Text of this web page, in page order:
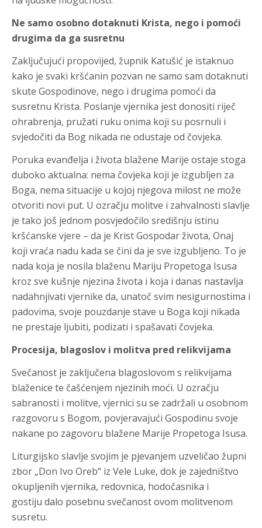
Ne samo osobno dotaknuti Krista, nego i pomoći
drugima da ga susretnu
Zaključujući propovijed, župnik Katušić je istaknuo
kako je svaki kršćanin pozvan ne samo sam dotaknuti
skute Gospodinove, nego i drugima pomoći da
susretnu Krista. Poslanje vjernika jest donositi riječ
ohrabrenja, pružati ruku onima koji su posrnuli i
svjedočiti da Bog nikada ne odustaje od čovjeka.
Poruka evanđelja i života blažene Marije ostaje stoga
duboko aktualna: nema čovjeka koji je izgubljen za
Boga, nema situacije u kojoj njegova milost ne može
otvoriti novi put. U ozračju molitve i zahvalnosti slavlje
je tako još jednom posvjedočilo središnju istinu
kršćanske vjere – da je Krist Gospodar života, Onaj
koji vraća nadu kada se čini da je sve izgubljeno. To je
nada koja je nosila blaženu Mariju Propetoga Isusa
kroz sve kušnje njezina života i koja i danas nastavlja
nadahnjivati vjernike da, unatoč svim nesigurnostima i
padovima, svoje pouzdanje stave u Boga koji nikada
ne prestaje ljubiti, podizati i spašavati čovjeka.
Procesija, blagoslov i molitva pred relikvijama
Svečanost je zaključena blagoslovom s relikvijama
blaženice te čašćenjem njezinih moći. U ozračju
sabranosti i molitve, vjernici su se zadržali u osobnom
razgovoru s Bogom, povjeravajući Gospodinu svoje
nakane po zagovoru blažene Marije Propetoga Isusa.
Liturgijsko slavlje svojim je pjevanjem uzveličao župni
zbor „Don Ivo Oreb“ iz Vele Luke, dok je zajedništvo
okupljenih vjernika, redovnica, hodočasnika i
gostiju dalo posebnu svečanost ovom molitvenom
susretu.